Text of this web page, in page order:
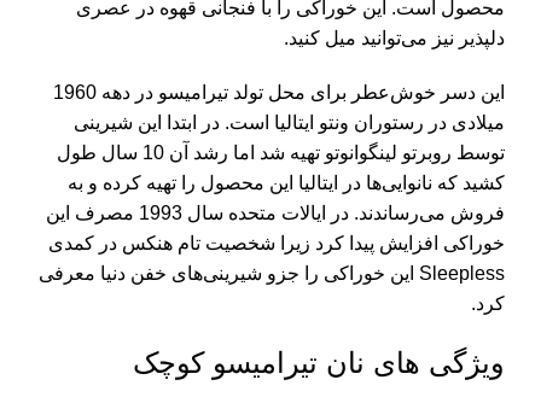
محصول است. این خوراکی را با فنجانی قهوه در عصری
دلپذیر نیز می‌توانید میل کنید.
این دسر خوش‌عطر برای محل تولد تیرامیسو در دهه 1960
میلادی در رستوران ونتو ایتالیا است. در ابتدا این شیرینی
توسط روبرتو لینگوانوتو تهیه شد اما رشد آن 10 سال طول
کشید که نانوایی‌ها در ایتالیا این محصول را تهیه کرده و به
فروش می‌رساندند. در ایالات متحده سال 1993 مصرف این
خوراکی افزایش پیدا کرد زیرا شخصیت تام هنکس در کمدی
Sleepless این خوراکی را جزو شیرینی‌های خفن دنیا معرفی
کرد.
ویژگی های نان تیرامیسو کوچک